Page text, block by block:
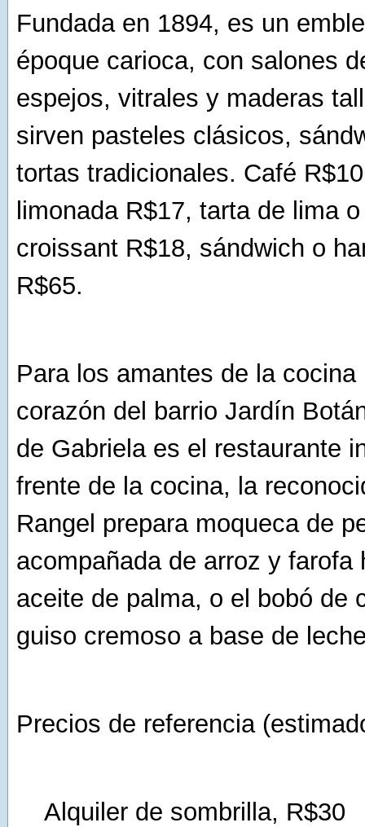
Fundada en 1894, es un
époque carioca, con salones
espejos, vitrales y maderas
sirven pasteles clásicos,
tortas tradicionales. Café
limonada R$17, tarta de lima
croissant R$18, sándwich o
R$65.
Para los amantes de la cocina
corazón del barrio Jardín
de Gabriela es el restaurante
frente de la cocina, la
Rangel prepara moqueca de
acompañada de arroz y farofa
aceite de palma, o el bobó de
guiso cremoso a base de
Precios de referencia
Alquiler de sombrilla, R$30